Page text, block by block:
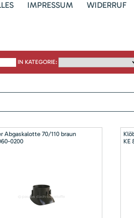
IMPRESSUM WIDERRUF
IN KATEGORIE:
Abgaskalotte 70/110 braun
0200
KE